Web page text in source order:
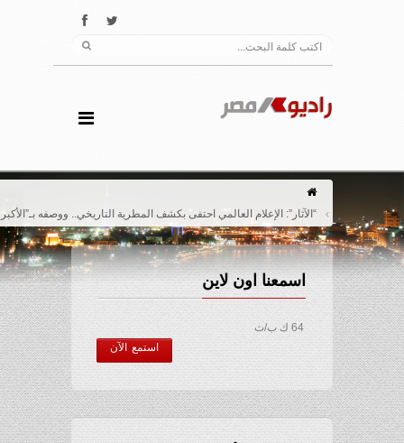
“الآثار”: الإعلام العالمي احتفى بكشف المطرية التاريخي.. ووصفه بـ”الأكبر من 6 سنوات”
اسمعنا اون لاين
64 ك ب/ث
استمع الآن